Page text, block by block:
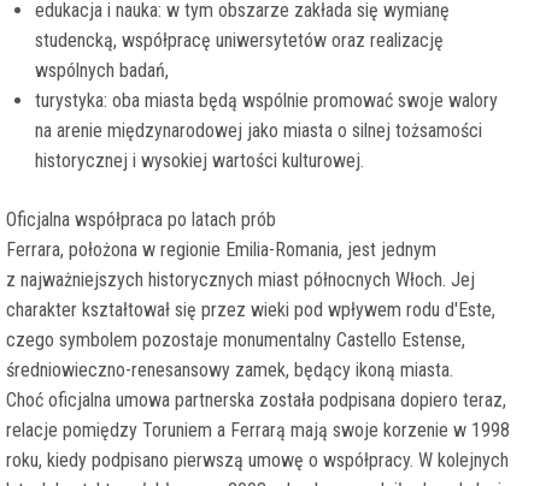
edukacja i nauka: w tym obszarze zakłada się wymianę
studencką, współpracę uniwersytetów oraz realizację
wspólnych badań,
turystyka: oba miasta będą wspólnie promować swoje walory
na arenie międzynarodowej jako miasta o silnej tożsamości
historycznej i wysokiej wartości kulturowej.
Oficjalna współpraca po latach prób
Ferrara, położona w regionie Emilia-Romania, jest jednym
z najważniejszych historycznych miast północnych Włoch. Jej
charakter kształtował się przez wieki pod wpływem rodu d'Este,
czego symbolem pozostaje monumentalny Castello Estense,
średniowieczno-renesansowy zamek, będący ikoną miasta.
Choć oficjalna umowa partnerska została podpisana dopiero teraz,
relacje pomiędzy Toruniem a Ferrarą mają swoje korzenie w 1998
roku, kiedy podpisano pierwszą umowę o współpracy. W kolejnych